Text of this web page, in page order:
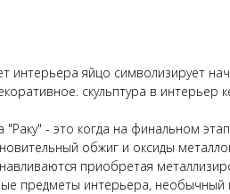
интерьера яйцо символизирует
скульптура в интерьер
"Раку" - это когда на финальном
обжиг и оксиды
приобретая
предметы интерьера, необычный